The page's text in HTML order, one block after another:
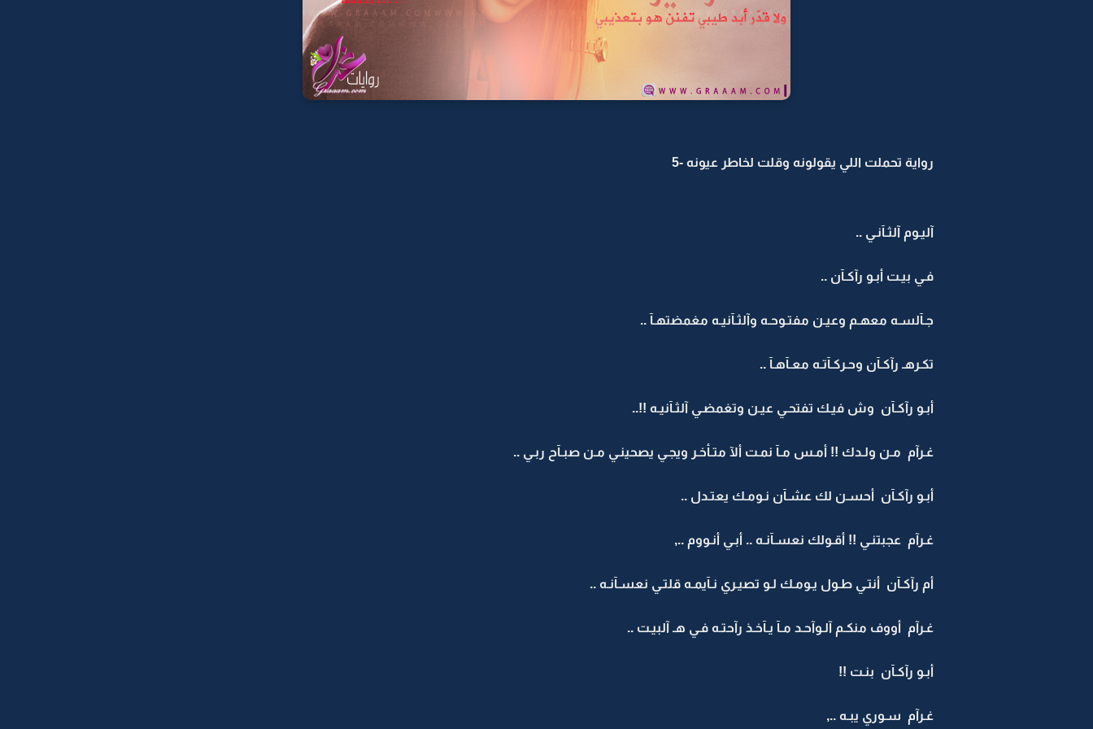
رواية تحملت اللي يقولونه وقلت لخاطر عيونه -5
آليـوم آلثـآنـي ..
فـي بيـت أبـو رآكـآن ..
جـآلسـه معهـم وعيـن مفتـوحـه وآلثـآنيـه مغمضتهـآ ..
تكـرهـ رآكـآن وحـركـآتـه معـآهـآ ..
أبـو رآكـآن وش فيـك تفتحـي عيـن وتغمضـي آلثـآنيـه !!..
غـرآم مـن ولـدك !! أمـس مـآ نمـت ألآ متـأخـر ويجـي يصحينـي مـن صبـآح ربـي ..
أبـو رآكـآن أحسـن لك عشـآن نـومـك يعتـدل ..
غـرآم عجبتنـي !! أقـولك نعسـآنـه .. أبـي أنـووم ..,
أم رآكـآن أنتـي طـول يـومـك لـو تصيـري نـآيمـه قلتـي نعسـآنـه ..
غـرآم أووف منكـم آلـوآحـد مـآ يـآخـذ رآحتـه فـي هـ آلبيـت ..
أبـو رآكـآن بنـت !!
غـرآم سـوري يبـه ..,